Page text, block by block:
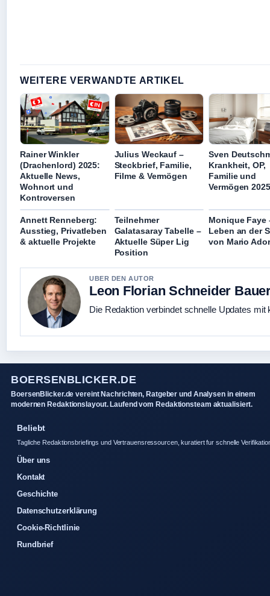
WEITERE VERWANDTE ARTIKEL
Rainer Winkler
(Drachenlord) 2025:
Aktuelle News,
Wohnort und
Kontroversen
Julius Weckauf –
Steckbrief, Familie,
Filme & Vermögen
Sven
Krankheit, OP,
Familie und
Vermögen 2025
Annett Renneberg:
Ausstieg, Privatleben
& aktuelle Projekte
Teilnehmer
Galatasaray Tabelle –
Aktuelle Süper Lig
Position
Monique Faye
Leben an der
von Mario
UBER DEN AUTOR
Leon Florian Schneider
Die Redaktion verbindet schnelle Updates mit
BOERSENBLICKER.DE
BoersenBlicker.de vereint Nachrichten, Ratgeber und Analysen in einem
modernen Redaktionslayout. Laufend vom Redaktionsteam aktualisiert.
Beliebt
Tagliche Redaktionsbriefings und Vertrauensressourcen, kuratiert fur schnelle
Über uns
Kontakt
Geschichte
Datenschutzerklärung
Cookie-Richtlinie
Rundbrief